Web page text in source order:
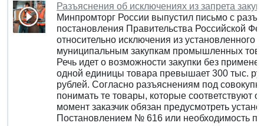
Разъяснения об исключениях из запрета
Минпромторг России выпустил письмо с
постановления Правительства Российской
относительно исключения из установленного
муниципальным закупкам промышленных
Речь идет о возможности закупки без
одной единицы товара превышает 300 тыс.
рублей. Согласно разъяснениям под
понимать те товары, которые соответствуют
момент заказчик обязан предусмотреть
Постановлением № 616 или необходимость